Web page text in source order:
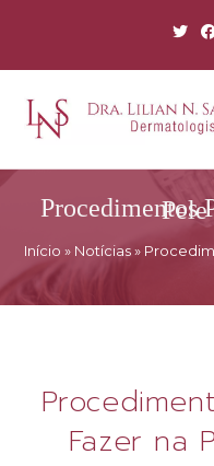
Procedimentos
Início » Notícias»
Fazer na